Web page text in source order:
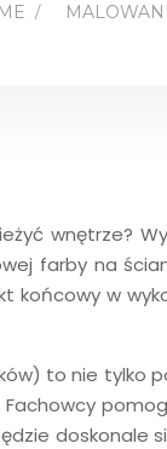
wnętrze?
farby na
w
to nie tylko
Fachowcy